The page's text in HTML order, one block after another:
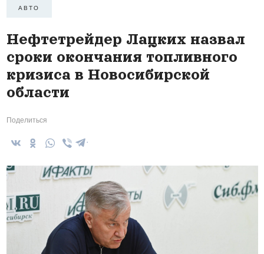
АВТО
Нефтетрейдер Лацких назвал
сроки окончания топливного
кризиса в Новосибирской
области
Поделиться